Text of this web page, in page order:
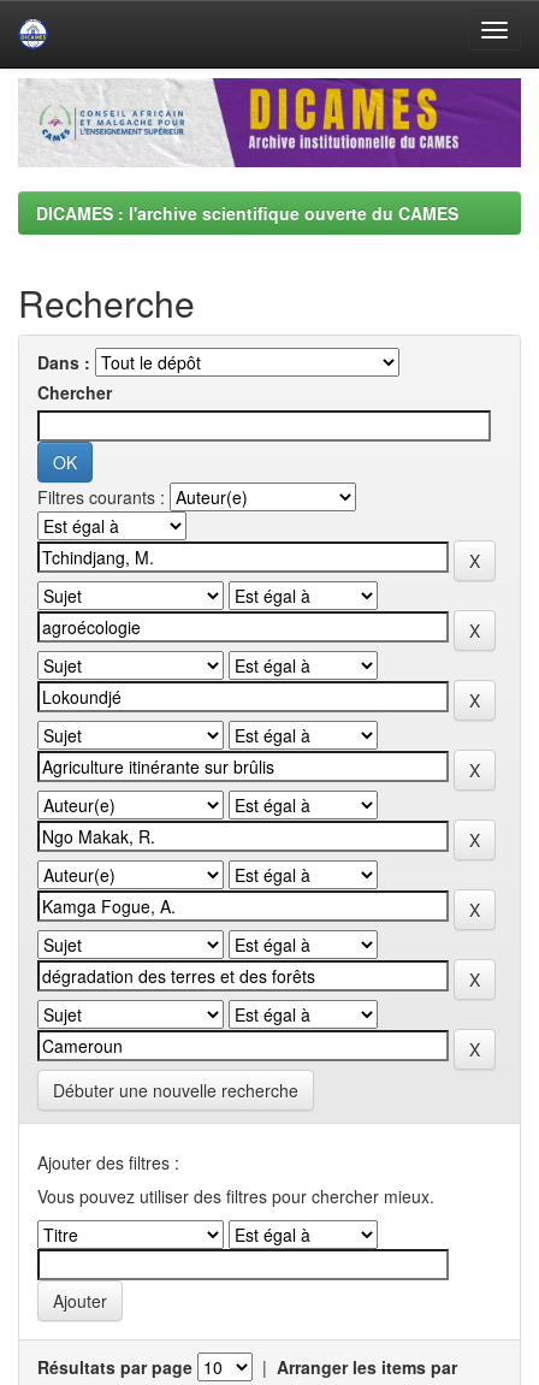
Skip
navigation
DICAMES : l'archive scientifique ouverte du CAMES
Recherche
Dans :
Chercher
Filtres courants :
Débuter une nouvelle recherche
Ajouter des filtres :
Vous pouvez utiliser des filtres pour chercher mieux.
Résultats par page | Arranger les items par